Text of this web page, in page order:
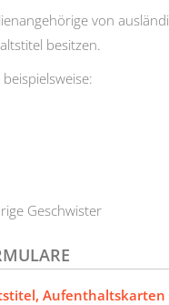
von
besitzen.
Geschwister
Aufenthaltskarten